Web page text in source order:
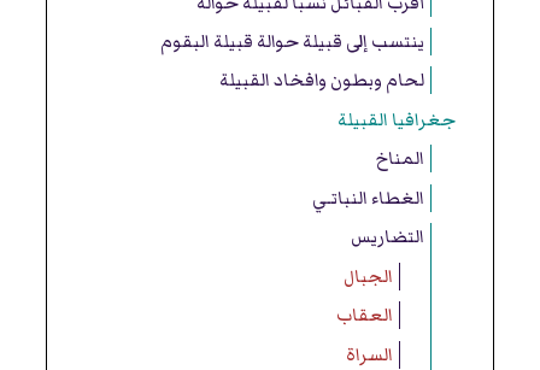
ينتسب إلى قبيلة حوالة قبيلة البقوم
لحام وبطون وافخاد القبيلة
جغرافيا القبيلة
المناخ
الغطاء النباتـي
التضاريس
الجبال
العقاب
السراة